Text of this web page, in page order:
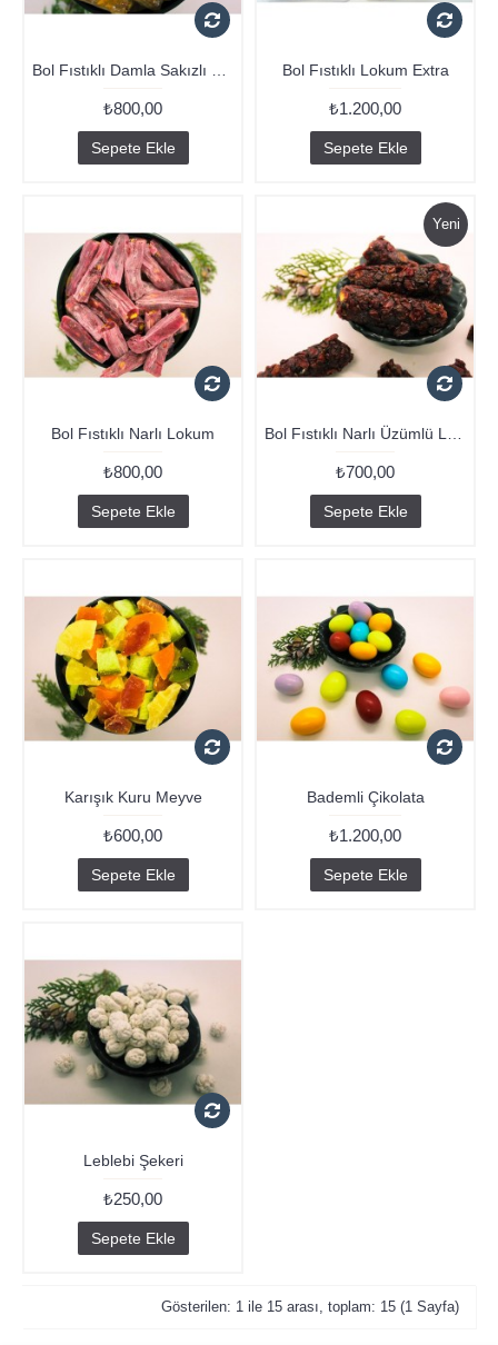
₺800,00
Sepete Ekle
Bol Fıstıklı Lokum Extra
₺1.200,00
Sepete Ekle
Bol Fıstıklı Narlı Lokum
₺800,00
Sepete Ekle
Yeni
₺700,00
Sepete Ekle
Karışık Kuru Meyve
₺600,00
Sepete Ekle
Bademli Çikolata
₺1.200,00
Sepete Ekle
Leblebi Şekeri
₺250,00
Sepete Ekle
Gösterilen: 1 ile 15 arası, toplam: 15 (1 Sayfa)